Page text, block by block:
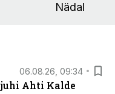
Nädal
06.08.26, 09:34
Ahti Kalde